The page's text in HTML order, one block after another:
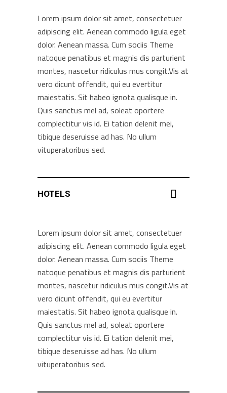
Lorem ipsum dolor sit amet, consectetuer
adipiscing elit. Aenean commodo ligula eget
dolor. Aenean massa. Cum sociis Theme
natoque penatibus et magnis dis parturient
montes, nascetur ridiculus mus congit.Vis at
vero dicunt offendit, qui eu evertitur
maiestatis. Sit habeo ignota qualisque in.
Quis sanctus mel ad, soleat oportere
complectitur vis id. Ei tation delenit mei,
tibique deseruisse ad has. No ullum
vituperatoribus sed.
HOTELS
Lorem ipsum dolor sit amet, consectetuer
adipiscing elit. Aenean commodo ligula eget
dolor. Aenean massa. Cum sociis Theme
natoque penatibus et magnis dis parturient
montes, nascetur ridiculus mus congit.Vis at
vero dicunt offendit, qui eu evertitur
maiestatis. Sit habeo ignota qualisque in.
Quis sanctus mel ad, soleat oportere
complectitur vis id. Ei tation delenit mei,
tibique deseruisse ad has. No ullum
vituperatoribus sed.